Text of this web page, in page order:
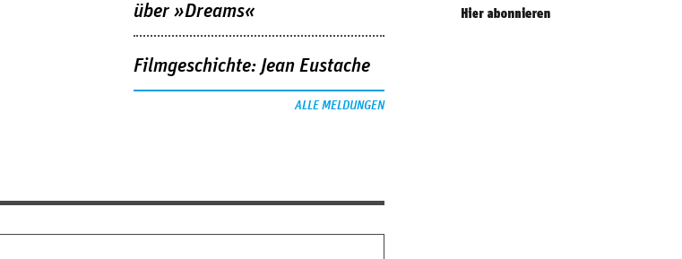
über »Dreams«
Filmgeschichte: Jean Eustache
ALLE MELDUNGEN